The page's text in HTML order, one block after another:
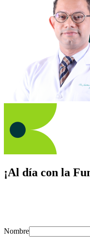
¡Al día con la
Nombre